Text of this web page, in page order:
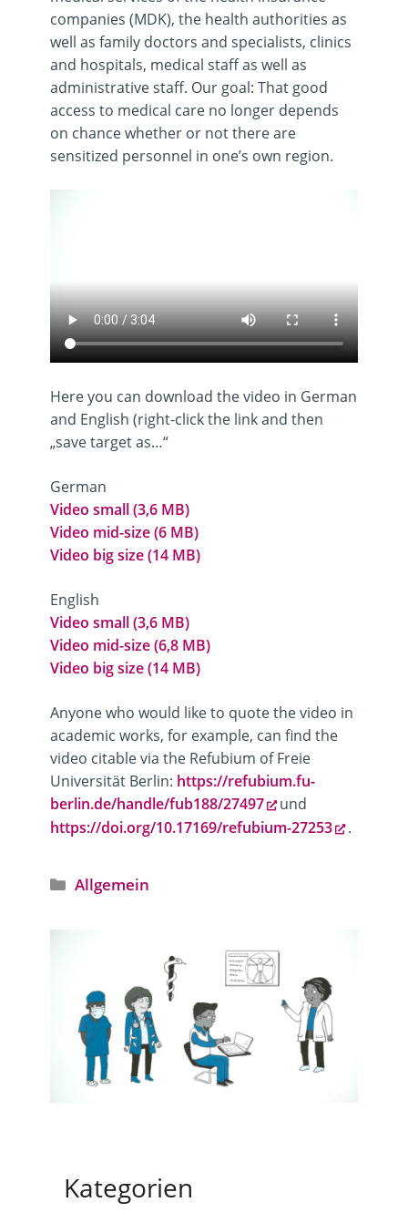
companies (MDK), the health authorities as
well as family doctors and specialists, clinics
and hospitals, medical staff as well as
administrative staff. Our goal: That good
access to medical care no longer depends
on chance whether or not there are
sensitized personnel in one’s own region.
Here you can download the video in German
and English (right-click the link and then
„save target as…“
German
Video small (3,6 MB)
Video mid-size (6 MB)
Video big size (14 MB)
English
Video small (3,6 MB)
Video mid-size (6,8 MB)
Video big size (14 MB)
Anyone who would like to quote the video in
academic works, for example, can find the
video citable via the Refubium of Freie
Universität Berlin: https://refubium.fu-
berlin.de/handle/fub188/27497
und
https://doi.org/10.17169/refubium-27253
.
Kategorien
Allgemein
Kategorien